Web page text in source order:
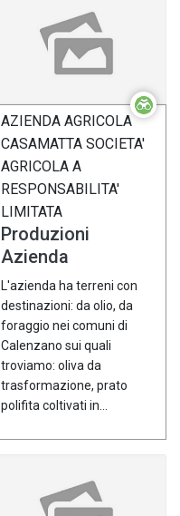
AZIENDA AGRICOLA
CASAMATTA SOCIETA'
AGRICOLA A
RESPONSABILITA'
LIMITATA
Produzioni
Azienda
L'azienda ha terreni con
destinazioni: da olio, da
foraggio nei comuni di
Calenzano sui quali
troviamo: oliva da
trasformazione, prato
polifita coltivati in...